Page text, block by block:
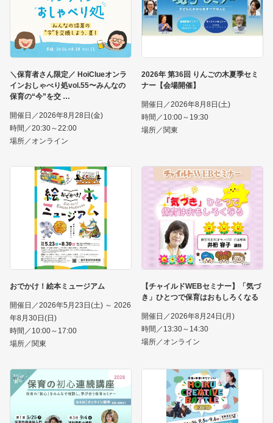
＼保育者さん限定／ HoiClueオンラ
インおしゃべり処vol.55〜みんなの
保育の“今”を交
開催日／2026年8月28日(金)
時間／20:30～22:00
場所／オンライン
2026年 第36回 りんごの木夏季セミ
ナー【会場開催】
開催日／2026年8月8日(土)
時間／10:00～19:30
場所／関東
おでかけ！絵本ミュージアム
開催日／2026年5月23日(土) ～ 2026
年8月30日(日)
時間／10:00～17:00
場所／関東
【チャイルドWEBセミナー】「気づ
き」ひとつで保育はおもしろくなる
開催日／2026年8月24日(月)
時間／13:30～14:30
場所／オンライン